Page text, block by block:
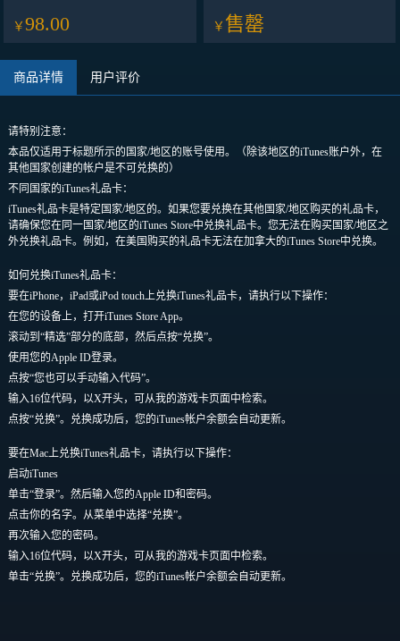
￥98.00
￥ 售罄
商品详情 用户评价
请特别注意：
本品仅适用于标题所示的国家/地区的账号使用。（除该地区的iTunes账户外，在
其他国家创建的帐户是不可兑换的）
不同国家的iTunes礼品卡：
iTunes礼品卡是特定国家/地区的。如果您要兑换在其他国家/地区购买的礼品卡，
请确保您在同一国家/地区的iTunes Store中兑换礼品卡。您无法在购买国家/地区之
外兑换礼品卡。例如，在美国购买的礼品卡无法在加拿大的iTunes Store中兑换。
如何兑换iTunes礼品卡：
要在iPhone，iPad或iPod touch上兑换iTunes礼品卡，请执行以下操作：
在您的设备上，打开iTunes Store App。
滚动到“精选”部分的底部，然后点按“兑换”。
使用您的Apple ID登录。
点按“您也可以手动输入代码”。
输入16位代码，以X开头，可从我的游戏卡页面中检索。
点按“兑换”。兑换成功后，您的iTunes帐户余额会自动更新。
要在Mac上兑换iTunes礼品卡，请执行以下操作：
启动iTunes
单击“登录”。然后输入您的Apple ID和密码。
点击你的名字。从菜单中选择“兑换”。
再次输入您的密码。
输入16位代码，以X开头，可从我的游戏卡页面中检索。
单击“兑换”。兑换成功后，您的iTunes帐户余额会自动更新。